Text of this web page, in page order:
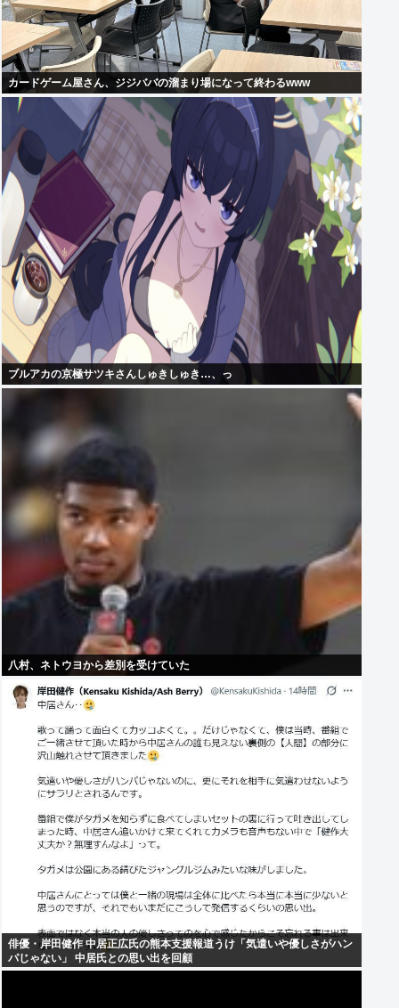
カードゲーム屋さん、ジジババの溜まり場になって終わるwww
ブルアカの京極サツキさんしゅきしゅき…、っ
八村、ネトウヨから差別を受けていた
俳優・岸田健作 中居正広氏の熊本支援報道うけ「気遣いや優しさがハン
パじゃない」 中居氏との思い出を回顧